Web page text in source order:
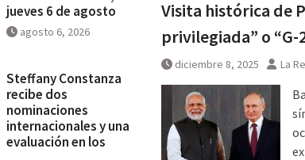
Visita histórica de
privilegiada” o “G-
diciembre 8, 2025 La
jueves 6 de agosto
agosto 6, 2026
Steffany Constanza
recibe dos
nominaciones
internacionales y una
evaluación en los